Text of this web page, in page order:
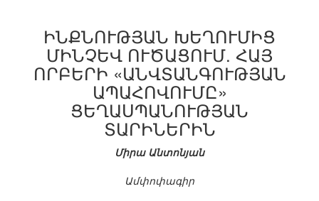
ԻՆՔՆՈՒԹՅԱՆ ԽԵՂՈՒՄԻՑ
ՄԻՆՉԵՎ ՈՒԾԱՑՈՒՄ. ՀԱՅ
ՈՐԲԵՐԻ «ԱՆՎՏԱՆԳՈՒԹՅԱՆ
ԱՊԱՀՈՎՈՒՄԸ»
ՑԵՂԱՍՊԱՆՈՒԹՅԱՆ
ՏԱՐԻՆԵՐԻՆ
Միրա Անտոնյան
Ամփոփագիր